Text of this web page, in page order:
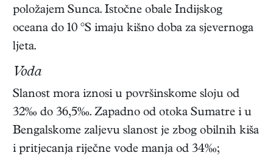
položajem Sunca. Istočne obale Indijskog
oceana do 10 °S imaju kišno doba za sjevernoga
ljeta.
Voda
Slanost mora iznosi u površinskome sloju od
32‰ do 36,5‰. Zapadno od otoka Sumatre i u
Bengalskome zaljevu slanost je zbog obilnih kiša
i pritjecanja riječne vode manja od 34‰;